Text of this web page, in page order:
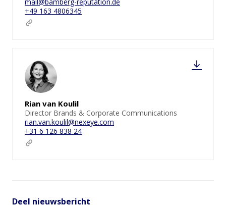
+49 163 4806345
Rian van Koulil
Director Brands & Corporate Communications
rian.van.koulil@nexeye.com
+31 6 126 838 24
Deel nieuwsbericht